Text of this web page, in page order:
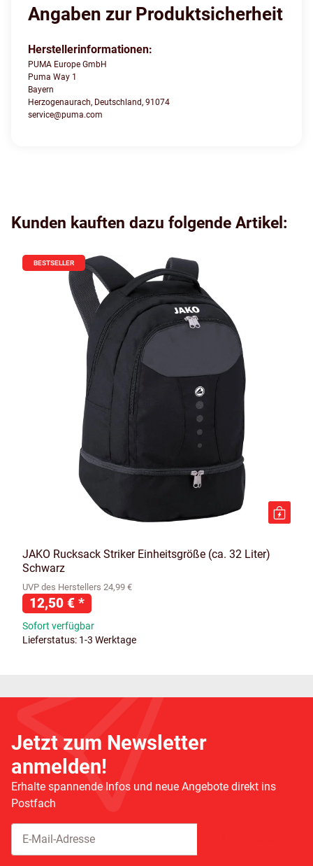
Angaben zur Produktsicherheit
Herstellerinformationen:
PUMA Europe GmbH
Puma Way 1
Bayern
Herzogenaurach, Deutschland, 91074
service@puma.com
Kunden kauften dazu folgende Artikel:
BESTSELLER
JAKO Rucksack Striker Einheitsgröße (ca. 32 Liter)
Schwarz
UVP des Herstellers 24,99 €
12,50 € *
Sofort verfügbar
Lieferstatus: 1-3 Werktage
Jetzt zum Newsletter
anmelden!
Erhalte spannende Infos und neue Angebote direkt ins
Postfach